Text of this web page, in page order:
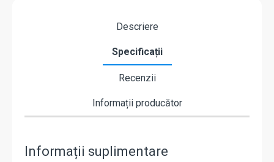
Descriere
Specificații
Recenzii
Informații producător
Informații suplimentare